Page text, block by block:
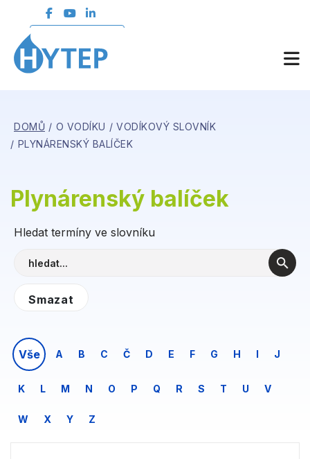
DOMŮ O VODÍKU
VODÍKOVÝ SLOVNÍK
PLYNÁRENSKÝ BALÍČEK
Plynárenský balíček
Hledat termíny ve slovníku
Vše A B C Č D E F G H I J
K L M N O P Q R S T U V
W X Y Z